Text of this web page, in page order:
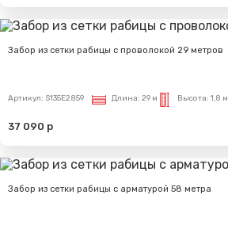
Забор из сетки рабицы с проволокой 29 метров
Артикул: S135E2859 Длина: 29 м Высота: 1,8 м
37 090 р
Забор из сетки рабицы с арматурой 58 метра